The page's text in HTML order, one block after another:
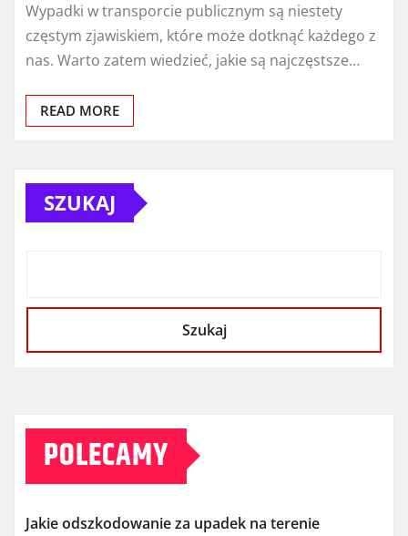
Wypadki w transporcie publicznym są niestety
częstym zjawiskiem, które może dotknąć każdego z
nas. Warto zatem wiedzieć, jakie są najczęstsze…
READ MORE
SZUKAJ
Szukaj
POLECAMY
Jakie odszkodowanie za upadek na terenie